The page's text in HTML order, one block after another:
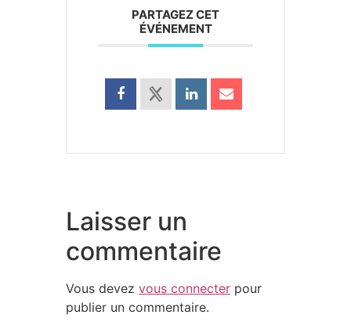
PARTAGEZ CET
ÉVÉNEMENT
Laisser un
commentaire
Vous devez vous connecter pour
publier un commentaire.